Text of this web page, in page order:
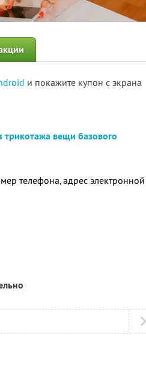
и покажите купон с экрана
трикотажа вещи базового
телефона, адрес электронной